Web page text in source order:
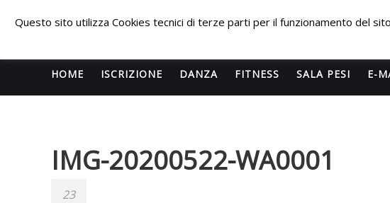
PALESTRA
WELLNESS
per il
FITNESS e
HOME ISCRIZIONE DANZA FITNESS SALA PESI E-
IMG-20200522-WA0001
23
Questo sito utilizza Cookies tecnici di terze parti per il funzionamento del